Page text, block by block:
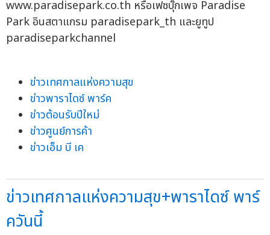
www.paradisepark.co.th หรือเฟซบุ๊กเพจ Paradise
Park อินสตาแกรม paradisepark_th และยูทูป
paradiseparkchannel
ข่าวเทศกาลแห่งความสุข
ข่าวพาราไดซ์ พาร์ค
ข่าวต้อนรับปีใหม่
ข่าวศูนย์การค้า
ข่าวเอ็ม บี เค
ข่าวเทศกาลแห่งความสุข+พาราไดซ์ พาร์
ควันนี้